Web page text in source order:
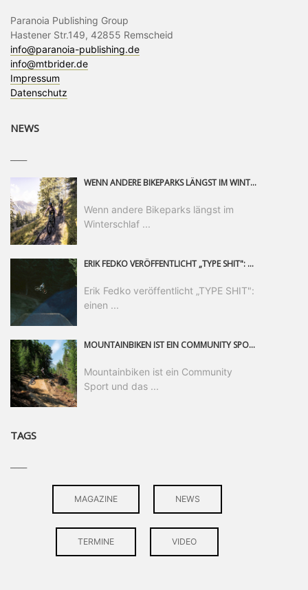
Paranoia Publishing Group
Hastener Str.149, 42855 Remscheid
info@paranoia-publishing.de
info@mtbrider.de
Impressum
Datenschutz
NEWS
WENN ANDERE BIKEPARKS LÄNGST IM WINTERSCHLAF SIND, IST MAN IN SAALFELDEN LEOGANG IMMER NOCH AM MOUNTAINBIKEN. IST DER HERBST DIE SCHÖNSTE ZEIT DES JAHRES? AUF DEN TRAILS RUND UM SAALFELDEN LEOGANG UND IM EPIC BIKEPARK LEOGANG IST ER DAS AUF JEDEN FALL – UND DIE GEFÜHLT DIE LÄNGSTE NOCH DAZU. NOCH BIS MINDESTENS 8. NOVEMBER STEHT DAS PINZGAUER MOUNTAINBIKE-PARADIES ALLEN RIDERN OFFEN, DIE EINFACH NICHT GENUG KRIEGEN KÖNNEN. DABEI HÄLT DIE GOLDENE JAHRESZEIT IN SAALFELDEN LEOGANG WEIT MEHR ALS LINES, TRAILS UND HERBSTPANORAMEN BEREIT: MIT DEM BIKE FESTIVAL, VERSCHIEDENEN LADIES SHRED EVENTS UND EINEM DIE GESAMTE SAISON ANDAUERNDEN PHOTO CONTEST ZUM 25-JÄHRIGEN BIKEPARK-JUBILÄUM GIBT ES RUND UM ÖSTERREICHS ÄLTESTEN BIKEPARK EINIGES ZU ERLEBEN.
Wenn andere Bikeparks längst im
Winterschlaf ...
ERIK FEDKO VERÖFFENTLICHT „TYPE SHIT": EINEN 23-MINÜTIGEN MOUNTAINBIKE-FILM, ÜBER DREI JAHRE RUND UM DIE WELT GEDREHT. ZEITGLEICH LAUNCHT ER DIE GLEICHNAMIGE KOLLEKTION SEINER BRAND TYPE. EIN SEGMENT DES FILMS ERSCHEINT SEPARAT AUF RED BULL BIKE.
Erik Fedko veröffentlicht „TYPE SHIT":
einen ...
MOUNTAINBIKEN IST EIN COMMUNITY SPORT UND DAS BEWEIST SICH IN DER BIKE REPUBLIC SÖLDEN GERADE EINDRUCKSVOLL AUF ALLEN LEVELN. FREERIDE PROFI, SHAPERIN UND FRISCH GEWÄHLTE SWATCH NINES MVP VERO SANDLER IST BEGEISTERT VON DER VIELFALT DER BIKE DESTINATION, DER NEUEN JUMPLINE UND PLÄDIERT FÜR MUT BEI (FRAUEN) COMMUNITIES. VERO UND IHR VERLOBTER SAM HODGES VERBRINGEN MEHRERE MONATE IN DER BIKE REPUBLIC UND LASSEN UNS DARAN TEILHABEN. UM COMMUNITY GEHT ES AUCH BEI DER PARTNERSCHAFT ZWISCHEN SÖLDEN UND DEM NEUEN RIDERS PARK DONOVALY IN DER SLOWAKEI: DER DORTIGE TOURISMUSDIREKTOR JIRI PEC IST ÜBERZEUGT: VON MEHR BIKEPARKS PROFITIERT DIE GANZE MTB-SZENE – UND MIT DOMINIK LINSER, GESCHÄFTSFÜHRER DER BRS, HAT ER DAMIT DEN PERFEKTEN PARTNER GEFUNDEN.
Mountainbiken ist ein Community
Sport und das ...
TAGS
MAGAZINE NEWS
TERMINE VIDEO